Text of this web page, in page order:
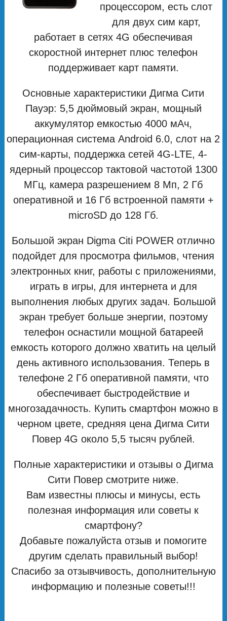
процессором, есть слот
для двух сим карт,
работает в сетях 4G обеспечивая
скоростной интернет плюс телефон
поддерживает карт памяти.
Основные характеристики Дигма Сити
Пауэр: 5,5 дюймовый экран, мощный
аккумулятор емкостью 4000 мAч,
операционная система Android 6.0, слот на 2
сим-карты, поддержка сетей 4G-LTE, 4-
ядерный процессор тактовой частотой 1300
МГц, камера разрешением 8 Мп, 2 Гб
оперативной и 16 Гб встроенной памяти +
microSD до 128 Гб.
Большой экран Digma Citi POWER отлично
подойдет для просмотра фильмов, чтения
электронных книг, работы с приложениями,
играть в игры, для интернета и для
выполнения любых других задач. Большой
экран требует больше энергии, поэтому
телефон оснастили мощной батареей
емкость которого должно хватить на целый
день активного использования. Теперь в
телефоне 2 Гб оперативной памяти, что
обеспечивает быстродействие и
многозадачность. Купить смартфон можно в
черном цвете, средняя цена Дигма Сити
Повер 4G около 5,5 тысяч рублей.
Полные характеристики и отзывы о Дигма
Сити Повер смотрите ниже.
Вам известны плюсы и минусы, есть
полезная информация или советы к
смартфону?
Добавьте пожалуйста отзыв и помогите
другим сделать правильный выбор!
Спасибо за отзывчивость, дополнительную
информацию и полезные советы!!!